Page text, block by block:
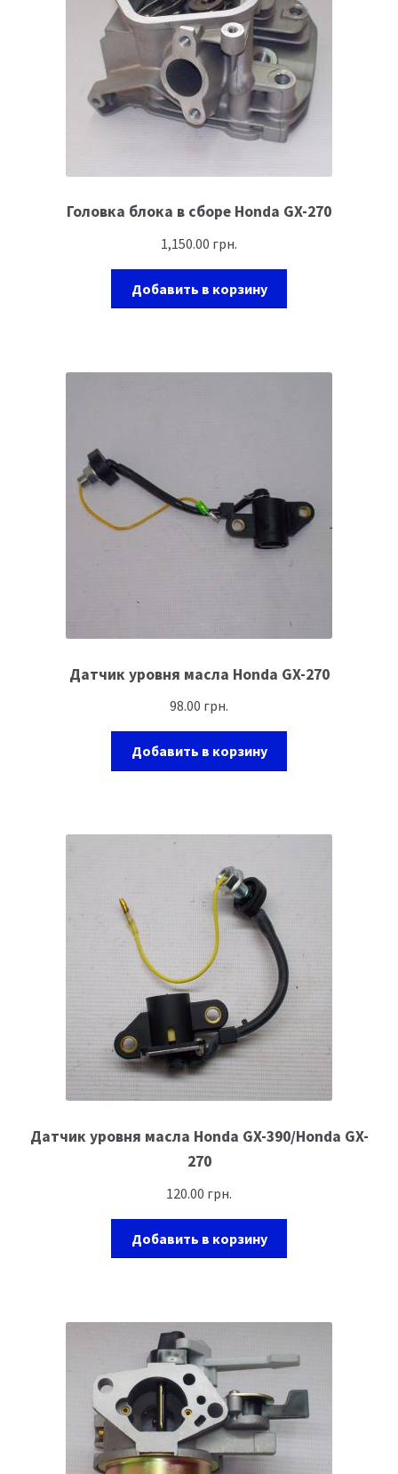
Головка блока в сборе Honda GX-270
1,150.00 грн.
Добавить в корзину
Датчик уровня масла Honda GX-270
98.00 грн.
Добавить в корзину
Датчик уровня масла Honda GX-390/Honda GX-
270
120.00 грн.
Добавить в корзину